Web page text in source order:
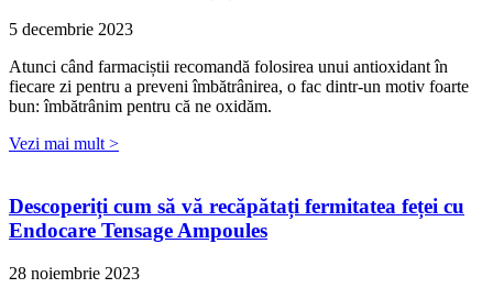
5 decembrie 2023
Atunci când farmaciștii recomandă folosirea unui antioxidant în
fiecare zi pentru a preveni îmbătrânirea, o fac dintr-un motiv foarte
bun: îmbătrânim pentru că ne oxidăm.
Vezi mai mult >
Descoperiți cum să vă recăpătați fermitatea feței cu
Endocare Tensage Ampoules
28 noiembrie 2023